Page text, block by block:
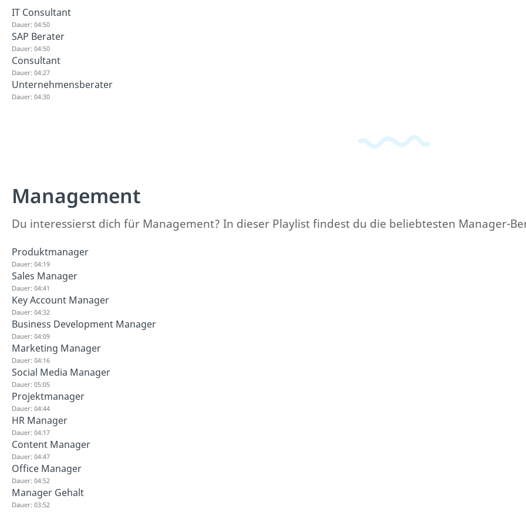
IT Consultant
Dauer: 04:50
SAP Berater
Dauer: 04:50
Consultant
Dauer: 04:27
Unternehmensberater
Dauer: 04:30
Management
Du interessierst dich für Management? In dieser Playlist findest du die beliebtesten Manager-
Produktmanager
Dauer: 04:19
Sales Manager
Dauer: 04:41
Key Account Manager
Dauer: 04:32
Business Development Manager
Dauer: 04:09
Marketing Manager
Dauer: 04:16
Social Media Manager
Dauer: 05:05
Projektmanager
Dauer: 04:44
HR Manager
Dauer: 04:17
Content Manager
Dauer: 04:47
Office Manager
Dauer: 04:52
Manager Gehalt
Dauer: 03:52